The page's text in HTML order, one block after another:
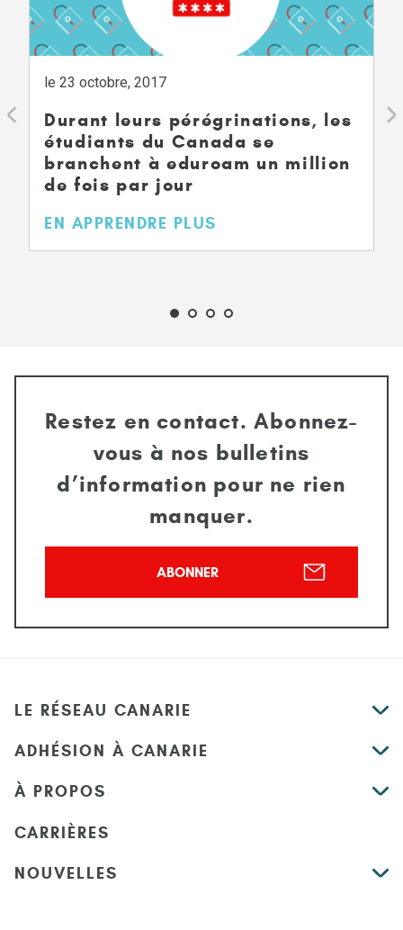
le 23 octobre, 2017
Durant leurs pérégrinations, les
étudiants du Canada se
branchent à eduroam un million
de fois par jour
EN APPRENDRE PLUS
Restez en contact. Abonnez-
vous à nos bulletins
d’information pour ne rien
manquer.
ABONNER
LE RÉSEAU CANARIE
ADHÉSION À CANARIE
À PROPOS
CARRIÈRES
NOUVELLES